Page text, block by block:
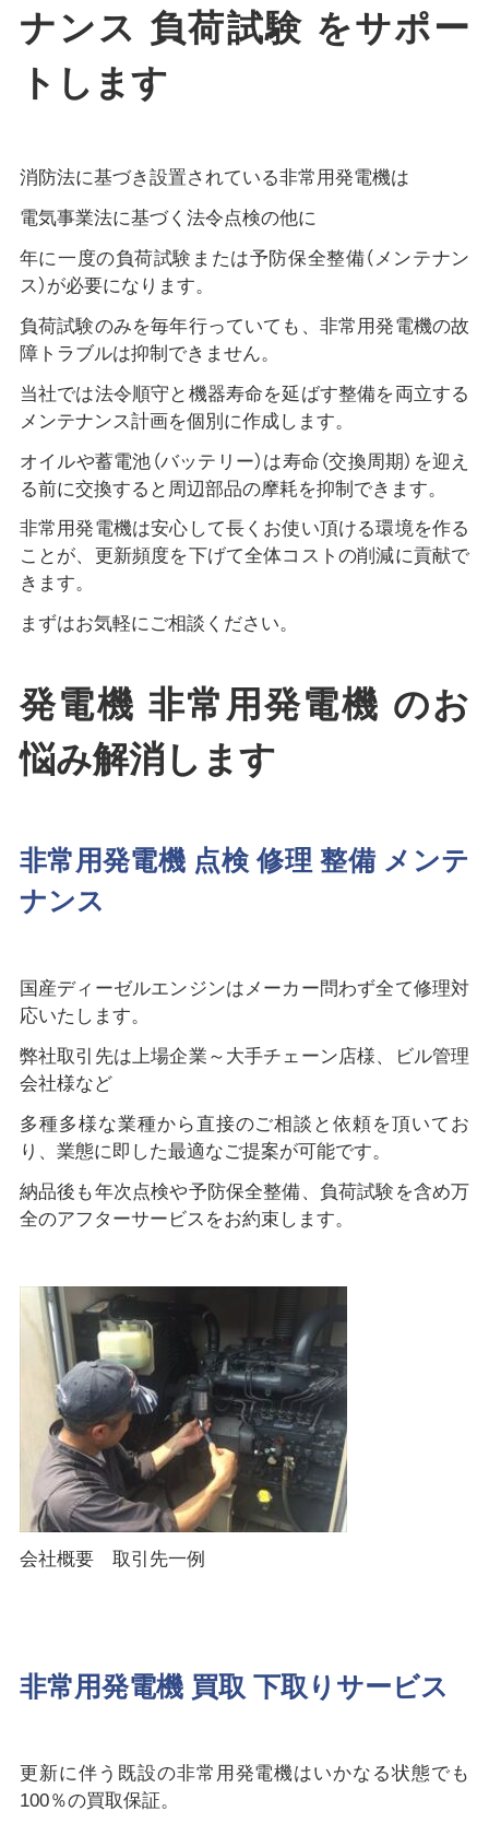
ナンス 負荷試験 をサポー
トします
消防法に基づき設置されている非常用発電機は
電気事業法に基づく法令点検の他に
年に一度の負荷試験または予防保全整備（メンテナン
ス）が必要になります。
負荷試験のみを毎年行っていても、非常用発電機の故
障トラブルは抑制できません。
当社では法令順守と機器寿命を延ばす整備を両立する
メンテナンス計画を個別に作成します。
オイルや蓄電池（バッテリー）は寿命（交換周期）を迎え
る前に交換すると周辺部品の摩耗を抑制できます。
非常用発電機は安心して長くお使い頂ける環境を作る
ことが、更新頻度を下げて全体コストの削減に貢献で
きます。
まずはお気軽にご相談ください。
発電機 非常用発電機 のお
悩み解消します
非常用発電機 点検 修理 整備 メンテ
ナンス
国産ディーゼルエンジンはメーカー問わず全て修理対
応いたします。
弊社取引先は上場企業～大手チェーン店様、ビル管理
会社様など
多種多様な業種から直接のご相談と依頼を頂いてお
り、業態に即した最適なご提案が可能です。
納品後も年次点検や予防保全整備、負荷試験を含め万
全のアフターサービスをお約束します。
会社概要 取引先一例
非常用発電機 買取 下取りサービス
更新に伴う既設の非常用発電機はいかなる状態でも
100％の買取保証。